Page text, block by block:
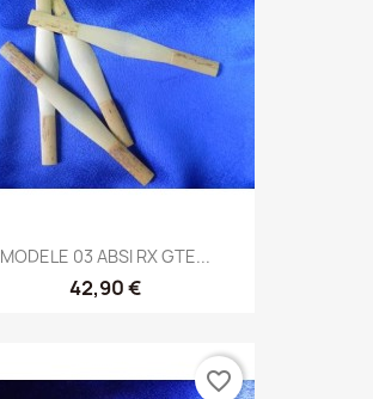
MODELE 03 ABSI RX GTE...
42,90 €
favorite_border